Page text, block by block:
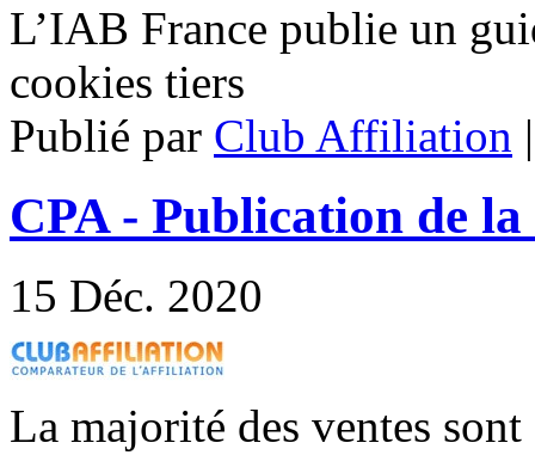
L’IAB France publie un
cookies tiers
Publié par Club Affiliation
CPA - Publication de
15 Déc. 2020
La majorité des ventes sont